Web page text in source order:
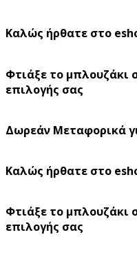
Καλώς ήρθατε στο
Φτιάξε το μπλουζάκι
επιλογής σας
Δωρεάν Μεταφορικά
Καλώς ήρθατε στο
Φτιάξε το μπλουζάκι
επιλογής σας